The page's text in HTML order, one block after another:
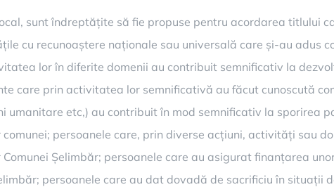
sunt îndreptățite să fie propuse pentru acordarea titlului
cu recunoaștere naționale sau universală care și-au
lor în diferite domenii au contribuit semnificativ la
care prin activitatea lor semnificativă au făcut cunoscută
umanitare etc,) au contribuit în mod semnificativ la sporirea
persoanele care, prin diverse acțiuni, activități sau
Șelimbăr; persoanele care au asigurat finanțarea
persoanele care au dat dovadă de sacrificiu în situații